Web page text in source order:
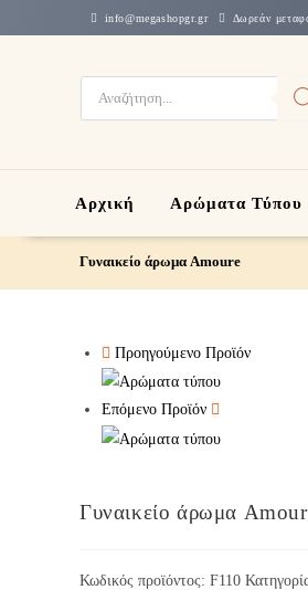
info@megashopgr.gr Δωρεάν
Αρχική Αρώματα Τύπου
Γυναικείο άρωμα Amoure
Προηγούμενο Προϊόν
Επόμενο Προϊόν
Γυναικείο άρωμα
Κωδικός προϊόντος: F110